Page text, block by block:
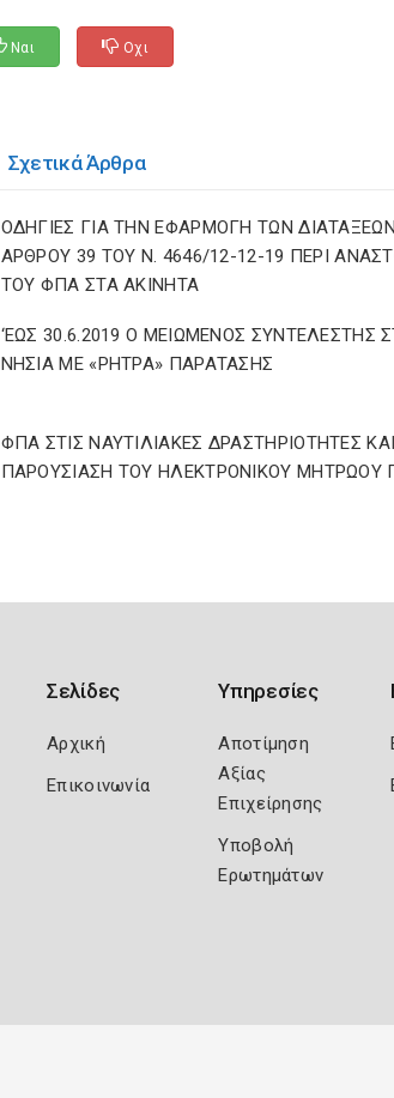
Ναι Οχι
Σχετικά Άρθρα
ΟΔΗΓΙΕΣ ΓΙΑ ΤΗΝ ΕΦΑΡΜΟΓΗ ΤΩΝ
ΑΡΘΡΟΥ 39 ΤΟΥ Ν. 4646/12-12-19 ΠΕΡΙ
ΤΟΥ ΦΠΑ ΣΤΑ ΑΚΙΝΗΤΑ
‘ΕΩΣ 30.6.2019 Ο ΜΕΙΩΜΕΝΟΣ ΣΥΝΤΕΛΕΣΤΗΣ
ΝΗΣΙΑ ΜΕ «ΡΗΤΡΑ» ΠΑΡΑΤΑΣΗΣ
ΦΠΑ ΣΤΙΣ ΝΑΥΤΙΛΙΑΚΕΣ ΔΡΑΣΤΗΡΙΟΤΗΤΕΣ ΚΑΙ
ΠΑΡΟΥΣΙΑΣΗ ΤΟΥ ΗΛΕΚΤΡΟΝΙΚΟΥ ΜΗΤΡΩΟΥ
Σελίδες
Αρχική
Επικοινωνία
Υπηρεσίες
Αποτίμηση
Αξίας
Επιχείρησης
Υποβολή
Ερωτημάτων